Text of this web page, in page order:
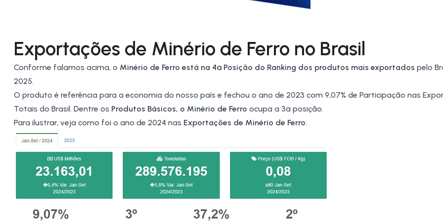
Exportações de Minério de Ferro no Brasil
Conforme falamos acima, o Minério de Ferro está na 4ª Posição do Ranking dos produtos mais exportados pelo
2025.
O produto é referência para a economia do nosso país e fechou o ano de 2023 com 9,07% de Participação nas
Totais do Brasil. Dentre os Produtos Básicos, o Minério de Ferro ocupa a 3ª posição.
Para ilustrar, veja como foi o ano de 2024 nas Exportações de Minério de Ferro: